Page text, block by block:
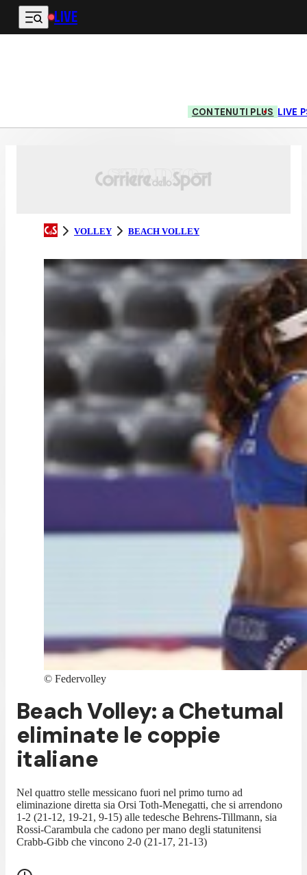
Vai al contenuto principale
LIVE
CONTENUTI PLUS LIVE
VOLLEY BEACH VOLLEY
© Federvolley
Beach Volley: a Chetumal
eliminate le coppie
italiane
Nel quattro stelle messicano fuori nel primo turno ad
eliminazione diretta sia Orsi Toth-Menegatti, che si arrendono
1-2 (21-12, 19-21, 9-15) alle tedesche Behrens-Tillmann, sia
Rossi-Carambula che cadono per mano degli statunitensi
Crabb-Gibb che vincono 2-0 (21-17, 21-13)